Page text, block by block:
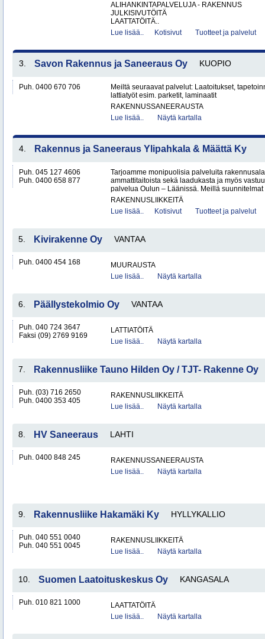
ALIHANKINTAPALVELUJA - RAKENNUS
JULKISIVUTÖITÄ
LAATTATÖITÄ..
Lue lisää..
Kotisivut Tuotteet ja palvelut
3. Savon Rakennus ja Saneeraus Oy KUOPIO
Puh. 0400 670 706
Meiltä seuraavat palvelut: Laatoitukset,
lattiatyöt esim. parketit, laminaatit
RAKENNUSSANEERAUSTA
Lue lisää..
Näytä kartalla
4. Rakennus ja Saneeraus Ylipahkala & Määttä Ky
Puh. 045 127 4606
Puh. 0400 658 877
Tarjoamme monipuolisia palveluita
ammattitaitoista sekä laadukasta ja myös
palvelua Oulun – Läänissä. Meillä
RAKENNUSLIIKKEITÄ
Lue lisää..
Kotisivut Tuotteet ja palvelut
5. Kivirakenne Oy VANTAA
Puh. 0400 454 168
MUURAUSTA
Lue lisää..
Näytä kartalla
6. Päällystekolmio Oy VANTAA
Puh. 040 724 3647
Faksi (09) 2769 9169
LATTIATÖITÄ
Lue lisää..
Näytä kartalla
7. Rakennusliike Tauno Hilden Oy / TJT- Rakenne Oy
Puh. (03) 716 2650
Puh. 0400 353 405
RAKENNUSLIIKKEITÄ
Lue lisää..
Näytä kartalla
8. HV Saneeraus LAHTI
Puh. 0400 848 245
RAKENNUSSANEERAUSTA
Lue lisää..
Näytä kartalla
9. Rakennusliike Hakamäki Ky HYLLYKALLIO
Puh. 040 551 0040
Puh. 040 551 0045
RAKENNUSLIIKKEITÄ
Lue lisää..
Näytä kartalla
10. Suomen Laatoituskeskus Oy KANGASALA
Puh. 010 821 1000
LAATTATÖITÄ
Lue lisää..
Näytä kartalla